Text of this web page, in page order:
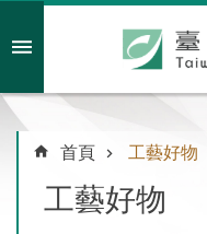
會員註冊/登入
首頁 工藝好物
工藝好物